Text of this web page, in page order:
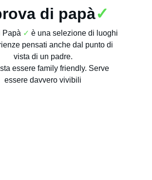
di papà✓
Papà ✓ è una selezione di luoghi
pensati anche dal punto di
vista di un padre.
essere family friendly. Serve
essere davvero vivibili